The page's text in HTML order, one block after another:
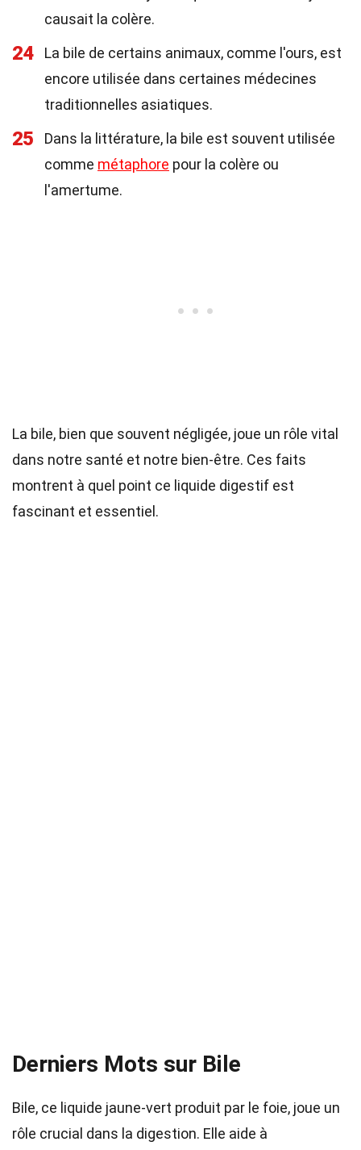
causait la colère.
24
La bile de certains animaux, comme l'ours, est
encore utilisée dans certaines médecines
traditionnelles asiatiques.
25
Dans la littérature, la bile est souvent utilisée
comme métaphore pour la colère ou
l'amertume.
La bile, bien que souvent négligée, joue un rôle vital
dans notre santé et notre bien-être. Ces faits
montrent à quel point ce liquide digestif est
fascinant et essentiel.
Derniers Mots sur Bile
Bile, ce liquide jaune-vert produit par le foie, joue un
rôle crucial dans la digestion. Elle aide à